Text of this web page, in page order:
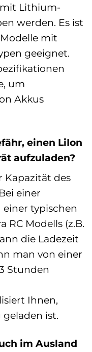
mit Lithium-
werden. Es ist
mit
geeignet.
um
Akkus
einen LiIon
aufzuladen?
Kapazität des
einer
typischen
RC Modells (z.B.
die Ladezeit
man von einer
Stunden
Ihnen,
ist.
im Ausland